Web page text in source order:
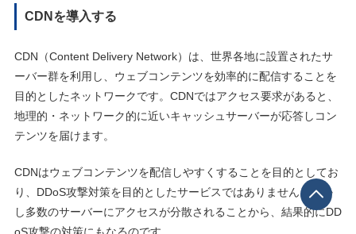
CDNを導入する
CDN（Content Delivery Network）は、世界各地に設置されたサ
ーバー群を利用し、ウェブコンテンツを効率的に配信することを
目的としたネットワークです。CDNではアクセス要求があると、
地理的・ネットワーク的に近いキャッシュサーバーが応答しコン
テンツを届けます。
CDNはウェブコンテンツを配信しやすくすることを目的としてお
り、DDoS攻撃対策を目的としたサービスではありません。しか
し多数のサーバーにアクセスが分散されることから、結果的にDD